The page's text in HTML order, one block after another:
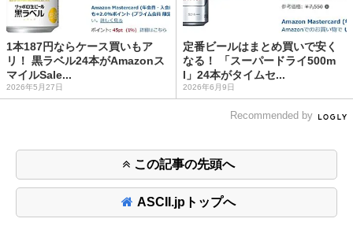
1本187円ならケース買いもア
リ！ 黒ラベル24本がAmazonス
マイルSale...
2026年5月27日
定番ビールはまとめ買いで安く
なる！ 「スーパードライ500m
l」24本がタイムセ...
2026年6月9日
Recommended by
この記事の先頭へ
ASCII.jpトップへ